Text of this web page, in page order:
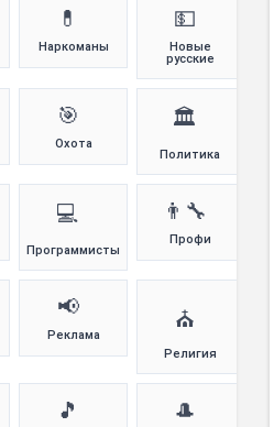
💊
Наркоманы
💵
Новые
русские
🎯
Охота
🏛️
Политика
💻
Программисты
👨‍🔧
Профи
📢
Реклама
⛪
Религия
🎵 🎩